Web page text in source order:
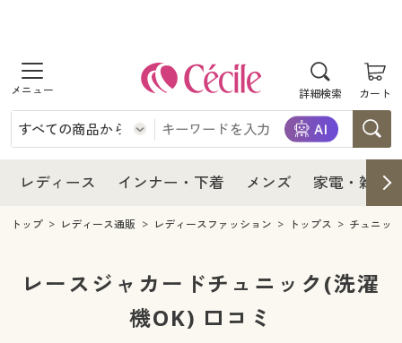
詳細検索 カート
商品を探す
レディース
レディースファッション
インナー・下着
インナー・下着通販すべて
メンズ
メンズ通販すべて
メンズファッション
寝具・インテリア・家具
レディース インナー・下着 メンズ 家電・雑貨
レディース
レディース通販すべて
レディースファッション
インナー・下着
インナー・下着通販すべて
ジュニア・ティーンズ下着
メンズ
寝具・インテリア・家具通販すべて
トップ レディース通販 レディースファッション トップス チュニッ
レースジャカードチュニック(洗濯
機OK) 口コミ